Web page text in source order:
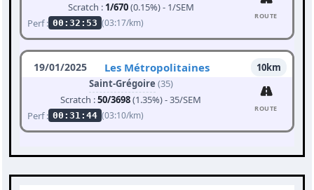
Scratch : 1/670(0.15%) - 1/SEM
Perf : 00:32:53 (03:17/km)
ROUTE
19/01/2025 Les Métropolitaines
10km
Saint-Grégoire (35)
Scratch :50/3698(1.35%) - 35/SEM
Perf : 00:31:44 (03:10/km)
ROUTE